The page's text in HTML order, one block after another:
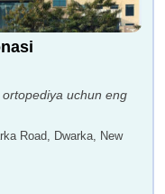
uchun eng
Road, Dwarka, New